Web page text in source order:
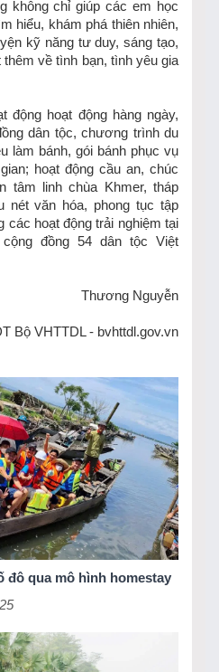
không chỉ giúp các em học
hiểu, khám phá thiên nhiên,
kỹ năng tư duy, sáng tạo,
về tình bạn, tình yêu gia
động hoạt động hàng ngày,
dân tộc, chương trình du
làm bánh, gói bánh phục vụ
hoạt động cầu an, chúc
tâm linh chùa Khmer, tháp
nét văn hóa, phong tục tập
các hoạt động trải nghiệm tại
đồng 54 dân tộc Việt
Thương Nguyễn
Bộ VHTTDL - bvhttdl.gov.vn
đô qua mô hình homestay